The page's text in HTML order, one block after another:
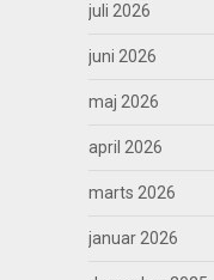
juli 2026
juni 2026
maj 2026
april 2026
marts 2026
januar 2026